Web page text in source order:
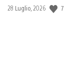
Data
28 Luglio, 2026 7